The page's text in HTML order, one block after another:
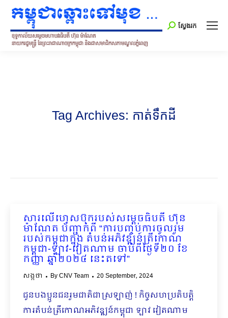
Search:
ស្វែងរក
Tag Archives: កាត់ទឹកដី
សារលើហ្វេសប៊ុករបស់សម្ដេចធិបតី ហ៊ុន
ម៉ាណែត បញ្ជាក់ពី “ការបញ្ចប់ការចូលរួម
របស់កម្ពុជាក្នុង តំបន់អភិវឌ្ឍន៍ត្រីកោណ
កម្ពុជា-ឡាវ-វៀតណាម ចាប់ពីថ្ងៃទី២០ ខែ
កញ្ញា ឆ្នាំ២០២៤ នេះតទៅ”
សង្កថា ByCNV Team 20 September, 2024
ជូនបងប្អូនជនរួមជាតិជាស្រឡាញ់ ! កិច្ចសហប្រតិបត្តិ
ការតំបន់ត្រីកោណអភិវឌ្ឍន៍កម្ពុជា ឡាវ វៀតណាម